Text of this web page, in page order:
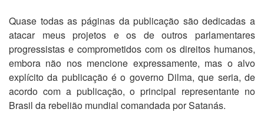
Quase todas as páginas da publicação são dedicadas a
atacar meus projetos e os de outros parlamentares
progressistas e comprometidos com os direitos humanos,
embora não nos mencione expressamente, mas o alvo
explícito da publicação é o governo Dilma, que seria, de
acordo com a publicação, o principal representante no
Brasil da rebelião mundial comandada por Satanás.